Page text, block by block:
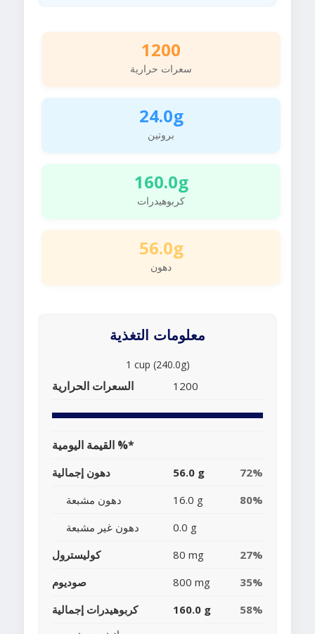
1200
سعرات حرارية
24.0g
بروتين
160.0g
كربوهيدرات
56.0g
دهون
معلومات التغذية
1 cup (240.0g)
السعرات الحرارية 1200
القيمة اليومية %*
دهون إجمالية 56.0 g
72%
دهون مشبعة
16.0 g
80%
دهون غير مشبعة
0.0 g
كوليسترول
80 mg
27%
صوديوم
800 mg
35%
كربوهيدرات إجمالية
160.0 g
58%